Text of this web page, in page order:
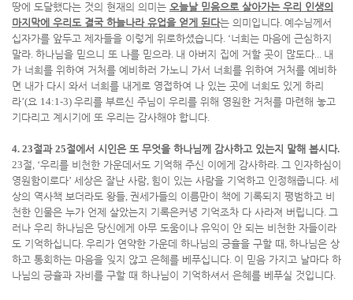
땅에 도달했다는 것의 현재의 의미는 오늘날 믿음으로 살아가는 우리 인생의
마지막에 우리도 결국 하늘나라 유업을 얻게 된다는 의미입니다. 예수님께서
십자가를 앞두고 제자들을 이렇게 위로하셨습니다. ‘너희는 마음에 근심하지
말라. 하나님을 믿으니 또 나를 믿으라. 내 아버지 집에 거할 곳이 많도다... 내
가 너희를 위하여 거처를 예비하러 가노니 가서 너희를 위하여 거처를 예비하
면 내가 다시 와서 너희를 내게로 영접하여 나 있는 곳에 너희도 있게 하리
라’(요 14:1-3) 우리를 부르신 주님이 우리를 위해 영원한 거처를 마련해 놓고
기다리고 계시기에 또 우리는 감사해야 합니다.
4. 23절과 25절에서 시인은 또 무엇을 하나님께 감사하고 있는지 말해 봅시다.
23절, ‘우리를 비천한 가운데서도 기억해 주신 이에게 감사하라. 그 인자하심이
영원함이로다’ 세상은 잘난 사람, 힘이 있는 사람을 기억하고 인정해줍니다. 세
상의 역사책 보더라도 왕들, 권세가들의 이름만이 책에 기록되지 평범하고 비
천한 인물은 누가 언제 살았는지 기록은커녕 기억조차 다 사라져 버립니다. 그
러나 우리 하나님은 당신에게 아무 도움이나 유익이 안 되는 비천한 자들이라
도 기억하십니다. 우리가 연약한 가운데 하나님의 긍휼을 구할 때 , 하나님은 상
하고 통회하는 마음을 잊지 않고 은혜를 베푸십니다. 이 믿음 가지고 날마다 하
나님의 긍휼과 자비를 구할 때 하나님이 기억하셔서 은혜를 베푸실 것입니다.